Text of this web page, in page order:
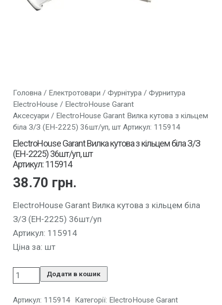
Головна/ Електротовари / Фурнітура/ Фурнитура
ElectroHouse / ElectroHouse Garant
Аксесуари / ElectroHouse Garant Вилка кутова з кільцем
біла З/З (EH-2225) 36шт/уп, шт Артикул: 115914
ElectroHouse Garant Вилка кутова з кільцем біла З/З
(EH-2225) 36шт/уп, шт
Артикул: 115914
38.70 грн.
ElectroHouse Garant Вилка кутова з кільцем біла
З/З (EH-2225) 36шт/уп
Артикул: 115914
Ціна за: шт
Додати в кошик
Артикул: 115914 Категорії: ElectroHouse Garant